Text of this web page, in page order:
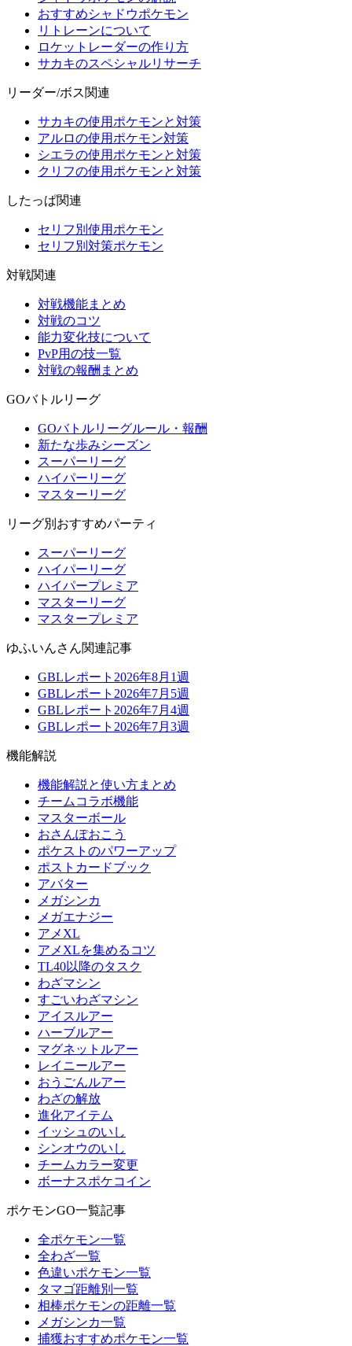
おすすめシャドウポケモン
リトレーンについて
ロケットレーダーの作り方
サカキのスペシャルリサーチ
リーダー/ボス関連
サカキの使用ポケモンと対策
アルロの使用ポケモン対策
シエラの使用ポケモンと対策
クリフの使用ポケモンと対策
したっぱ関連
セリフ別使用ポケモン
セリフ別対策ポケモン
対戦関連
対戦機能まとめ
対戦のコツ
能力変化技について
PvP用の技一覧
対戦の報酬まとめ
GOバトルリーグ
GOバトルリーグルール・報酬
新たな歩みシーズン
スーパーリーグ
ハイパーリーグ
マスターリーグ
リーグ別おすすめパーティ
スーパーリーグ
ハイパーリーグ
ハイパープレミア
マスターリーグ
マスタープレミア
ゆふいんさん関連記事
GBLレポート2026年8月1週
GBLレポート2026年7月5週
GBLレポート2026年7月4週
GBLレポート2026年7月3週
機能解説
機能解説と使い方まとめ
チームコラボ機能
マスターボール
おさんぽおこう
ポケストのパワーアップ
ポストカードブック
アバター
メガシンカ
メガエナジー
アメXL
アメXLを集めるコツ
TL40以降のタスク
わざマシン
すごいわざマシン
アイスルアー
ハーブルアー
マグネットルアー
レイニールアー
おうごんルアー
わざの解放
進化アイテム
イッシュのいし
シンオウのいし
チームカラー変更
ボーナスポケコイン
ポケモンGO一覧記事
全ポケモン一覧
全わざ一覧
色違いポケモン一覧
タマゴ距離別一覧
相棒ポケモンの距離一覧
メガシンカ一覧
捕獲おすすめポケモン一覧